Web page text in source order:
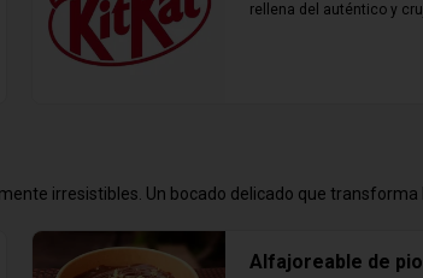
rellena del auténtico y
ideal para desconectar y
de un placer crujiente
irresistibles. Un bocado delicado que
Alfajoreable de